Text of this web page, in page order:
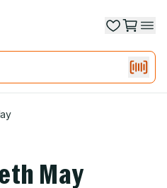
May